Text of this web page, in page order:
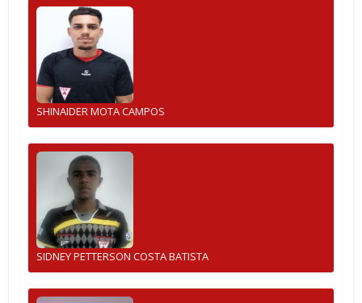
SHINAIDER MOTA CAMPOS
SIDNEY PETTERSON COSTA BATISTA